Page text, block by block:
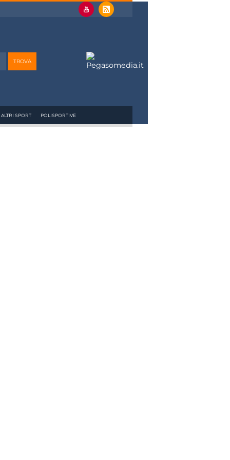
ALTRI SPORT POLISPORTIVE